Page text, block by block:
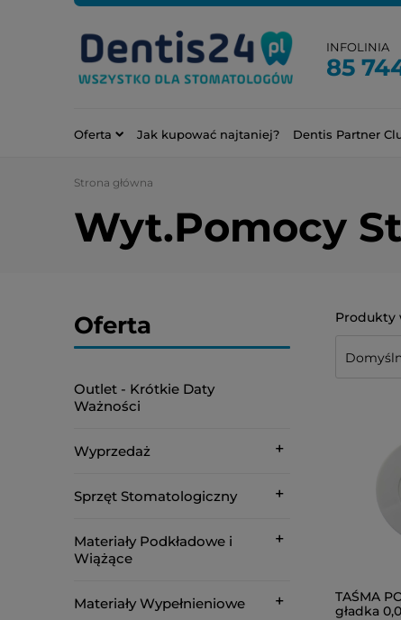
INFOLINIA
85
Oferta Jak kupować najtaniej? Dentis Partner
Strona główna
Wyt.Pomocy
Oferta
Outlet - Krótkie Daty
Ważności
Wyprzedaż
Sprzęt Stomatologiczny
Materiały Podkładowe i
Wiążące
Materiały Wypełnieniowe
TAŚMA
gładka